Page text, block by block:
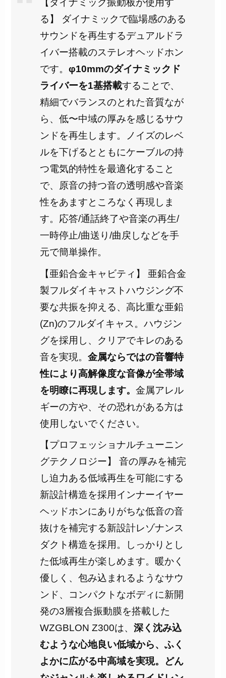
【ダイナミック振動板が使用す
る】 ダイナミックで臨場感のある
サウンドを再生するデュアルドラ
イバー搭載のステレオヘッドホン
です。 φ10mmのダイナミックド
ライバーを1基搭載することで、
精細でバランスのとれた音質なが
ら、低〜中域の厚みを感じるサウ
ンドを再生します。ノイズのレベ
ルを下げるとともにケーブルの持
つ電気的特性を最適化すること
で、原音の持つ音の透明感や音楽
性をあますところなく再現しま
す。応答/通話終了や音楽の再生/
一時停止/曲送り/曲戻しなどを手
元で簡単操作。
【亜鉛合金キャビティ】 亜鉛合金
製フルダイキャストハウジング不
要な共振を抑える、高比重な亜鉛
(Zn)のフルダイキャス。ハウジン
グを採用し、クリアでキレのある
音を実現。 金属ならではの音響特
性により高解像度な音像が全帯域
を明瞭に再現します。 金属アレル
ギーの方や、その恐れがある方は
使用しないでください。
【プロフェッショナルチューニン
グテクノロジー】 音の厚みを補完
し迫力ある低域再生を可能にする
新設計構造を採用インナーイヤー
ヘッドホンにありがちな低音の音
抜けを補完する新設計レゾナンス
ダクト構造を採用。しっかりとし
た低域再生が楽しめます。暖かく
優しく、包み込まれるようなサウ
ンド、コンパクトなボディに新開
発の3層複合振動膜を搭載した
WZGBLON Z300は、 深く沈み込
むような心地良い低域から、ふく
よかに広がる中高域を実現。どん